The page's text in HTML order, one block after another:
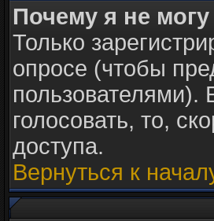
Почему я не
Только
опросе (чтобы
пользователями).
голосовать, то,
доступа.
Вернуться к